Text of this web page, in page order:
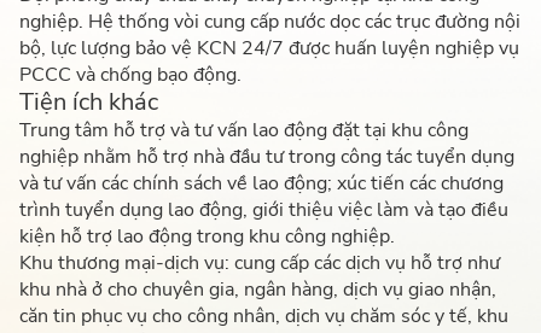
nghiệp. Hệ thống vòi cung cấp nước dọc các trục đường nội
bộ, lực lượng bảo vệ KCN 24/7 được huấn luyện nghiệp vụ
PCCC và chống bạo động.
Tiện ích khác
Trung tâm hỗ trợ và tư vấn lao động đặt tại khu công
nghiệp nhằm hỗ trợ nhà đầu tư trong công tác tuyển dụng
và tư vấn các chính sách về lao động; xúc tiến các chương
trình tuyển dụng lao động, giới thiệu việc làm và tạo điều
kiện hỗ trợ lao động trong khu công nghiệp.
Khu thương mại-dịch vụ: cung cấp các dịch vụ hỗ trợ như
khu nhà ở cho chuyên gia, ngân hàng, dịch vụ giao nhận,
căn tin phục vụ cho công nhân, dịch vụ chăm sóc y tế, khu